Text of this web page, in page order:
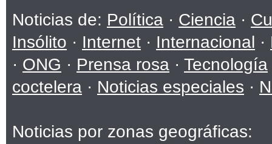
Noticias de: Política · Ciencia ·
Insólito · Internet · Internacional ·
· ONG · Prensa rosa · Tecnología
coctelera · Noticias especiales ·
Noticias por zonas geográficas: